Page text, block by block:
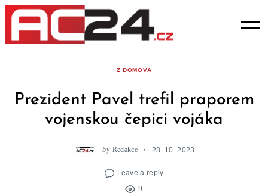
Skip
content
Z DOMOVA
Prezident Pavel trefil praporem
vojenskou čepici vojáka
by Redakce 28. 10. 2023
Leave a reply
9